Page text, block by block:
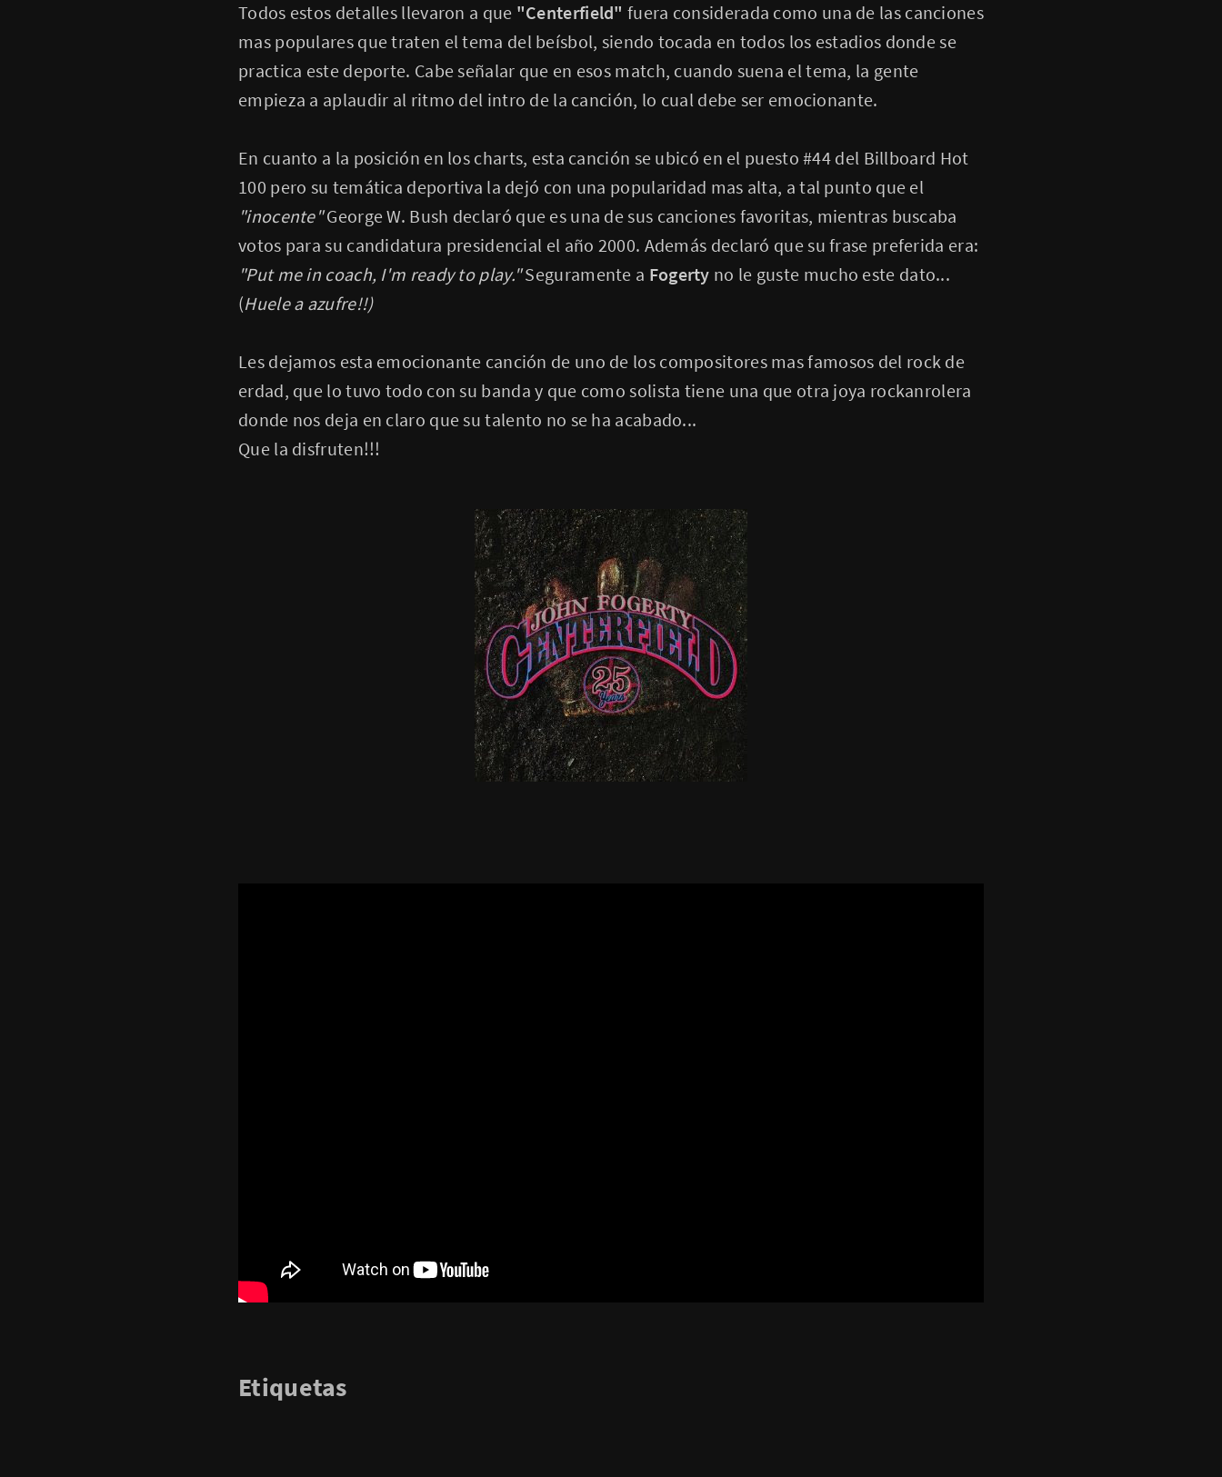
Todos estos detalles llevaron a que "Centerfield"fuera considerada como una de las canciones
mas populares que traten el tema del beísbol, siendo tocada en todos los estadios donde se
practica este deporte. Cabe señalar que en esos match, cuando suena el tema, la gente
empieza a aplaudir al ritmo del intro de la canción, lo cual debe ser emocionante.
En cuanto a la posición en los charts, esta canción se ubicó en el puesto #44 del Billboard Hot
100 pero su temática deportiva la dejó con una popularidad mas alta, a tal punto que el
"inocente"George W. Bush declaró que es una de sus canciones favoritas, mientras buscaba
votos para su candidatura presidencial el año 2000. Además declaró que su frase preferida era:
"Put me in coach, I'm ready to play."Seguramente a Fogerty no le guste mucho este dato...
(Huele a azufre!!)
Les dejamos esta emocionante canción de uno de los compositores mas famosos del rock de
erdad, que lo tuvo todo con su banda y que como solista tiene una que otra joya rockanrolera
donde nos deja en claro que su talento no se ha acabado...
Que la disfruten!!!
Etiquetas